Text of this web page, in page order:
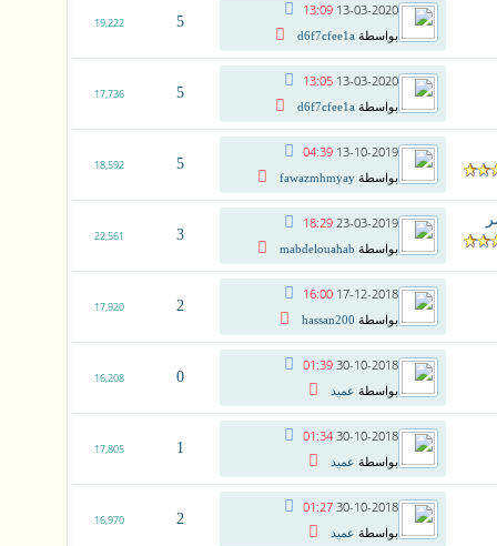
13-03-2020
13:09
بواسطة d6f7cfee1a
5
19,222
13-03-2020
13:05
بواسطة d6f7cfee1a
5
17,736
13-10-2019
04:39
بواسطة fawazmhmyay
5
18,592
23-03-2019
18:29
بواسطة mabdelouahab
3
22,561
17-12-2018
16:00
بواسطة hassan200
2
17,920
30-10-2018
01:39
بواسطة عميد
0
16,208
30-10-2018
01:34
بواسطة عميد
1
17,805
30-10-2018
01:27
بواسطة عميد
2
16,970